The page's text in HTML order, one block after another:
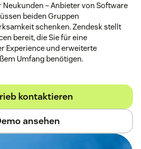
Neukunden – Anbieter von Software
beiden Gruppen
schenken. Zendesk stellt
bereit, die Sie für eine
Experience und erweiterte
Umfang benötigen.
kontaktieren
ansehen